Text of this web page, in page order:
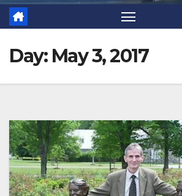
Day: May 3, 2017